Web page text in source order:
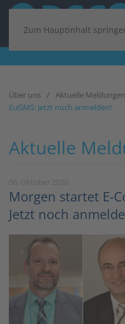
Zum Hauptinhalt
Über uns Aktuelle Meldungen
EuGMS: Jetzt noch anmelden!
Aktuelle
Morgen startet E-
Jetzt noch